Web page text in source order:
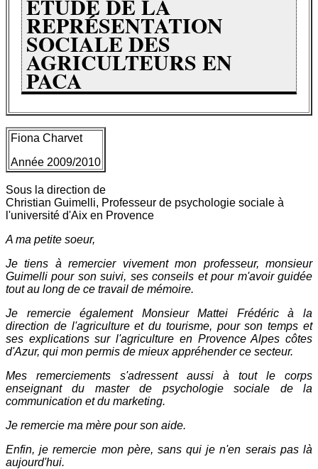
ETUDE DE LA
REPRÉSENTATION
SOCIALE DES
AGRICULTEURS EN
PACA
Fiona Charvet
Année 2009/2010
Sous la direction de
Christian Guimelli, Professeur de psychologie sociale à
l'université d'Aix en Provence
A ma petite soeur,
Je tiens à remercier vivement mon professeur, monsieur
Guimelli pour son suivi, ses conseils et pour m'avoir guidée
tout au long de ce travail de mémoire.
Je remercie également Monsieur Mattei Frédéric à la
direction de l'agriculture et du tourisme, pour son temps et
ses explications sur l'agriculture en Provence Alpes côtes
d'Azur, qui mon permis de mieux appréhender ce secteur.
Mes remerciements s'adressent aussi à tout le corps
enseignant du master de psychologie sociale de la
communication et du marketing.
Je remercie ma mère pour son aide.
Enfin, je remercie mon père, sans qui je n'en serais pas là
aujourd'hui.